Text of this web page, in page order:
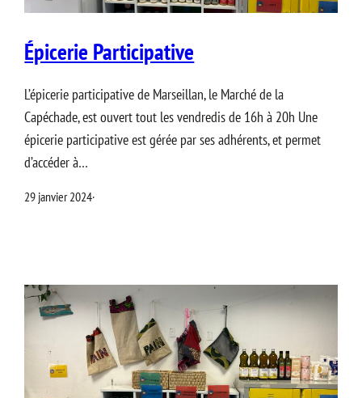
Épicerie Participative
L’épicerie participative de Marseillan, le Marché de la
Capéchade, est ouvert tout les vendredis de 16h à 20h Une
épicerie participative est gérée par ses adhérents, et permet
d’accéder à…
29 janvier 2024·